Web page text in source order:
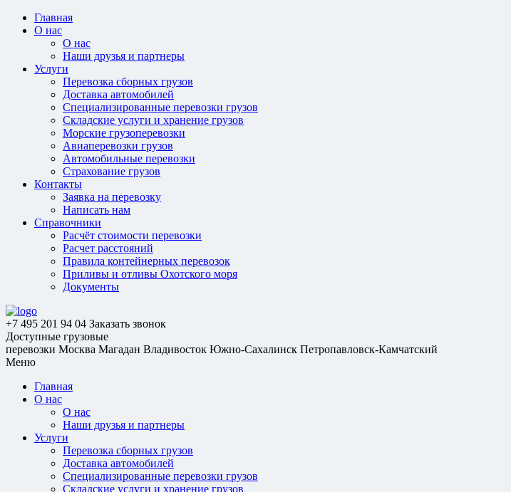
Главная
О нас
О нас
Наши друзья и партнеры
Услуги
Перевозка сборных грузов
Доставка автомобилей
Специализированные перевозки грузов
Складские услуги и хранение грузов
Морские грузоперевозки
Авиаперевозки грузов
Автомобильные перевозки
Страхование грузов
Контакты
Заявка на перевозку
Написать нам
Справочники
Расчёт стоимости перевозки
Расчет расстояний
Правила контейнерных перевозок
Приливы и отливы Охотского моря
Документы
+7 495 201 94 04 Заказать звонок
Доступные грузовые
перевозки Москва Магадан Владивосток Южно-Сахалинск Петропавловск-Камчатский
Меню
Главная
О нас
О нас
Наши друзья и партнеры
Услуги
Перевозка сборных грузов
Доставка автомобилей
Специализированные перевозки грузов
Складские услуги и хранение грузов